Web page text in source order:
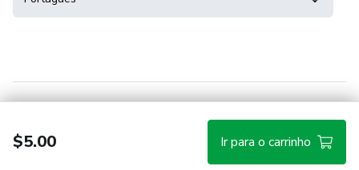
$5.00 Ir para o carrinho
Hotmart — 2011-2026 © Todos os direitos reservados.